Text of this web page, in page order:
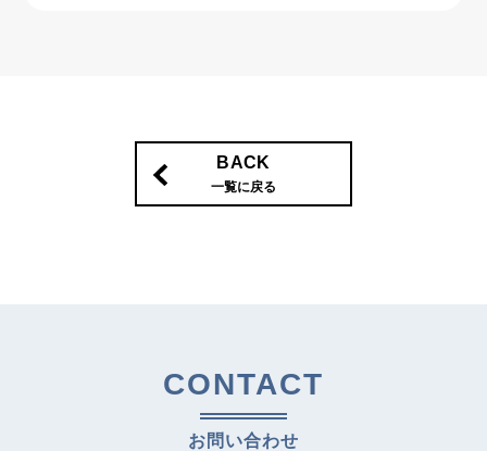
BACK
一覧に戻る
CONTACT
お問い合わせ